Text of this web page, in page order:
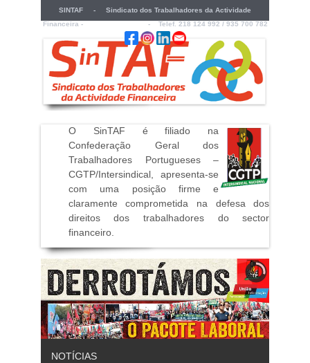
SINTAF - Sindicato dos Trabalhadores da Actividade
Financeira -
- Telef. 218 124 992 / 935 700 782
O SinTAF é filiado na
Confederação Geral dos
Trabalhadores Portugueses –
CGTP/Intersindical, apresenta-se
com uma posição firme e
claramente comprometida na defesa dos
direitos dos trabalhadores do sector
financeiro.
NOTÍCIAS